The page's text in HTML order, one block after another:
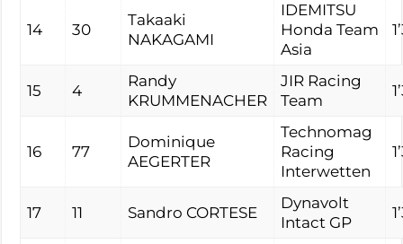
14 30
Takaaki
NAKAGAMI
IDEMITSU
Honda Team
Asia
15 4
Randy
KRUMMENACHER
JIR Racing
Team
16 77
Dominique
AEGERTER
Technomag
Racing
Interwetten
17 11 Sandro CORTESE
Dynavolt
Intact GP